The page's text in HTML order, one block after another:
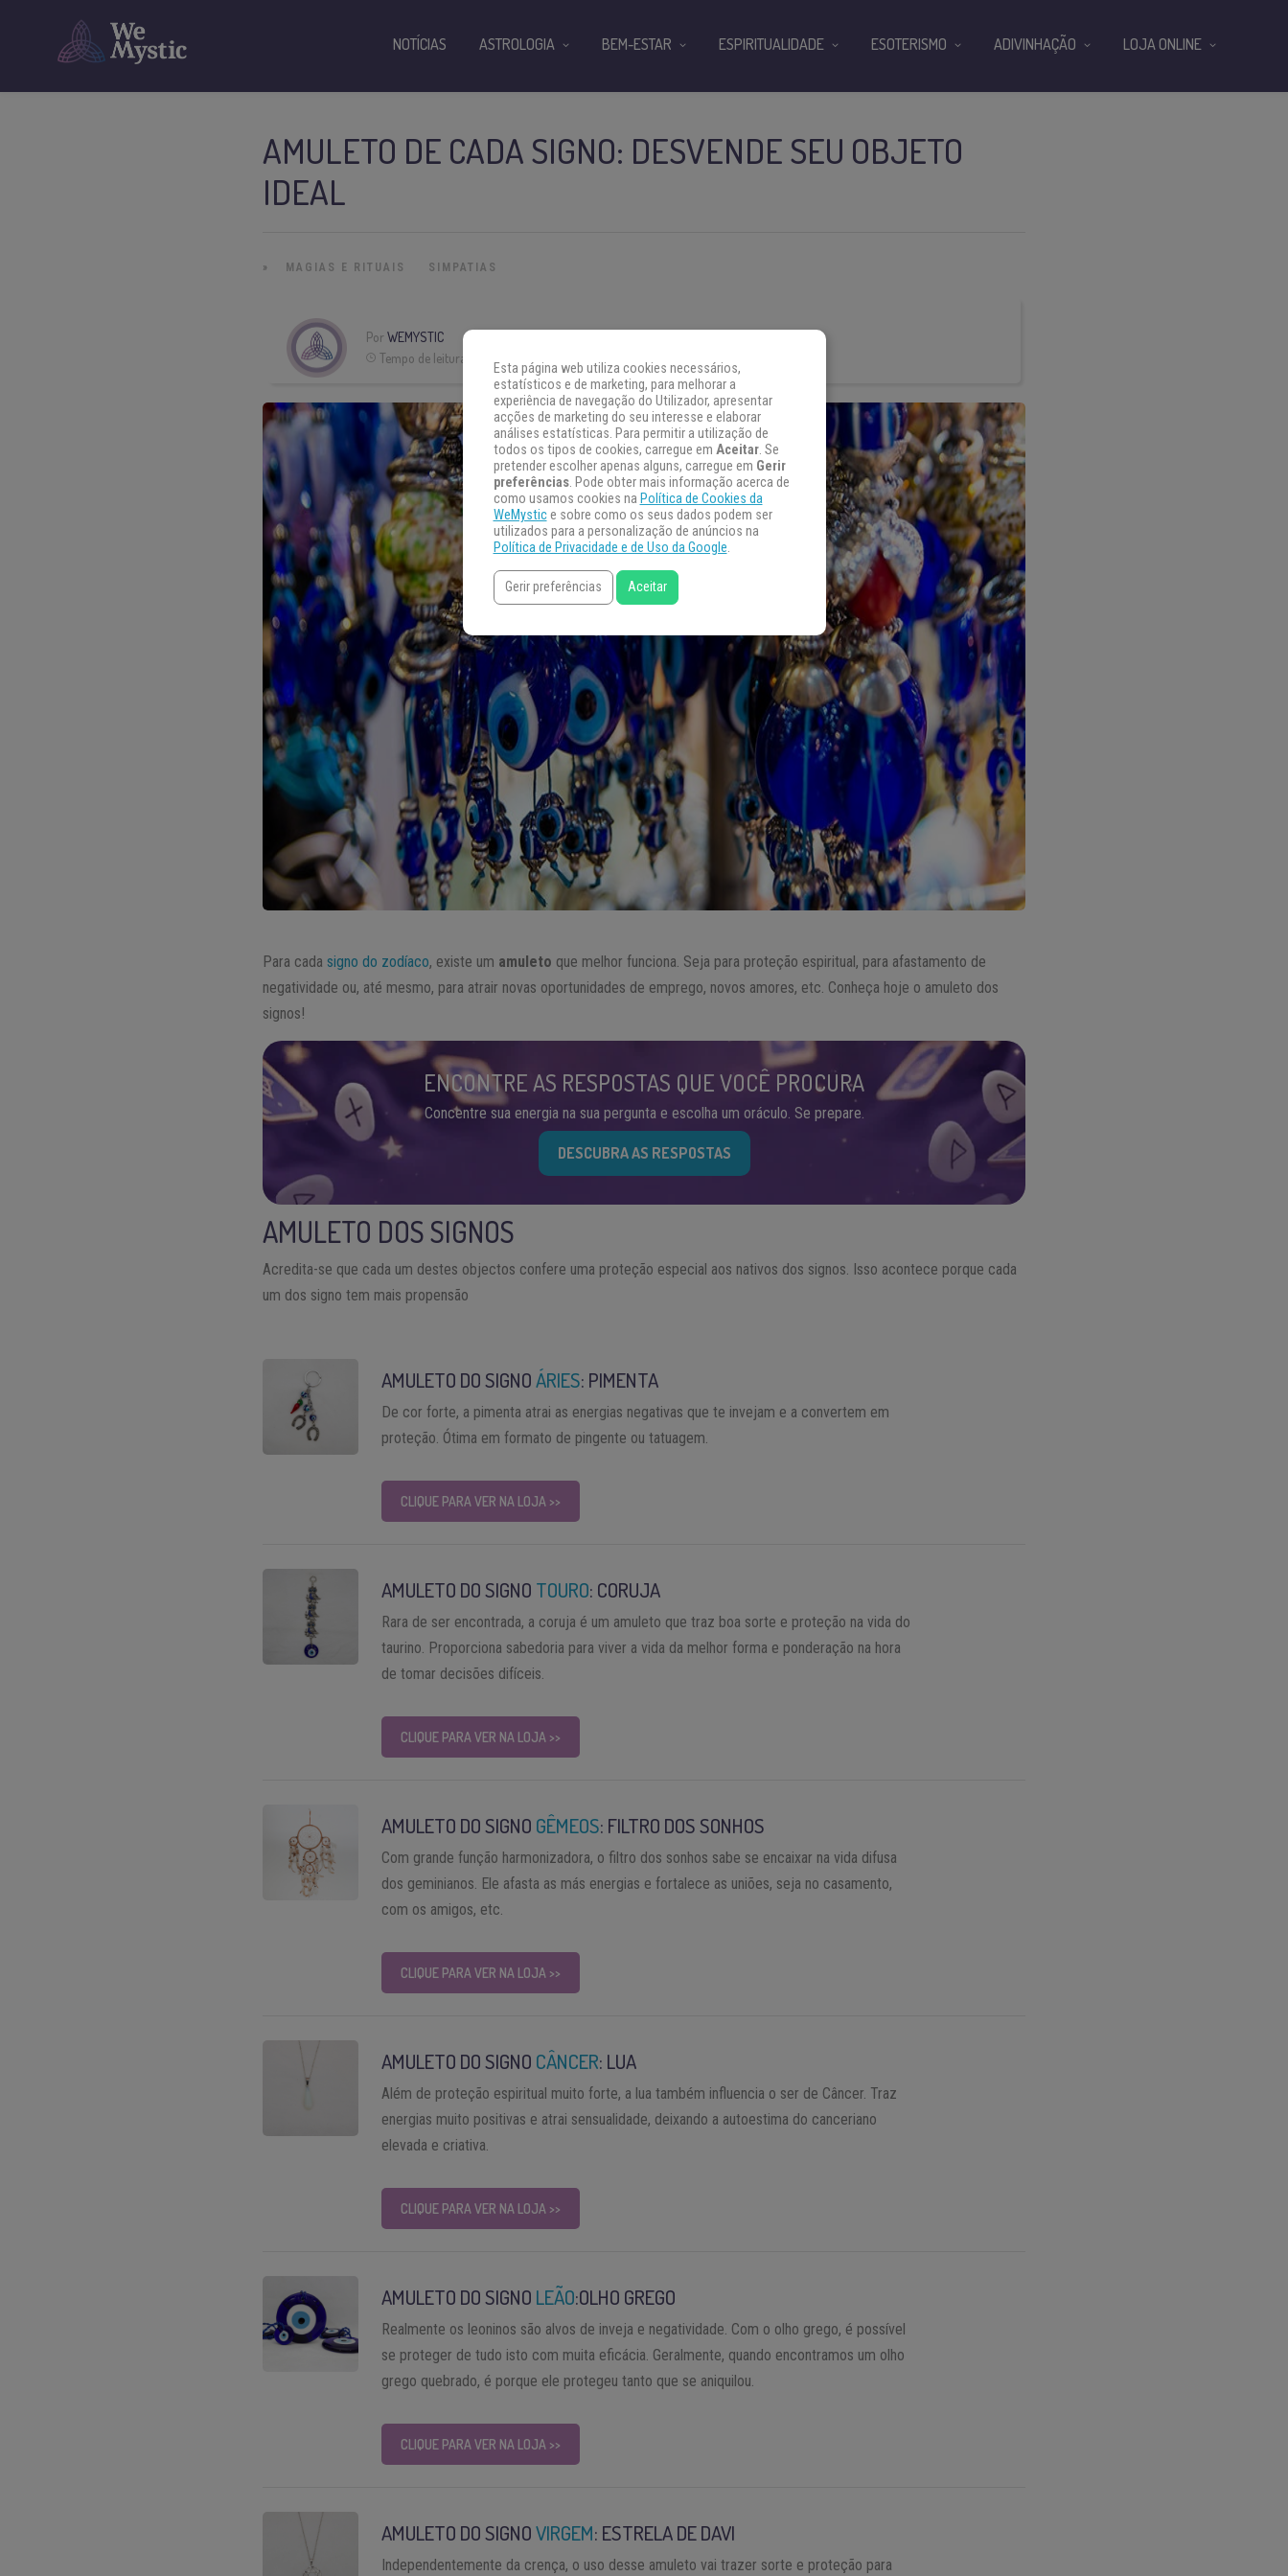
AMULETO DE CADA SIGNO: DESVENDE SEU OBJETO
IDEAL
» MAGIAS E RITUAIS SIMPATIAS
Por WEMYSTIC
Tempo de leitura:
Para cadasigno do zodíaco, existe um amuleto que melhor funciona. Seja para proteção espiritual, para afastamento de
negatividade ou, até mesmo, para atrair novas oportunidades de emprego, novos amores, etc. Conheça hoje o amuleto dos
signos!
ENCONTRE AS RESPOSTAS QUE VOCÊ PROCURA
Concentre sua energia na sua pergunta e escolha um oráculo. Se prepare.
DESCUBRA AS RESPOSTAS
AMULETO DOS SIGNOS
Acredita-se que cada um destes objectos confere uma proteção especial aos nativos dos signos. Isso acontece porque cada
um dos signo tem mais propensão
AMULETO DO SIGNOÁRIES: PIMENTA
De cor forte, a pimenta atrai as energias negativas que te invejam e a convertem em
proteção. Ótima em formato de pingente ou tatuagem.
CLIQUE PARA VER NA LOJA >>
AMULETO DO SIGNO TOURO: CORUJA
Rara de ser encontrada, a coruja é um amuleto que traz boa sorte e proteção na vida do
taurino. Proporciona sabedoria para viver a vida da melhor forma e ponderação na hora
de tomar decisões difíceis.
CLIQUE PARA VER NA LOJA >>
AMULETO DO SIGNO GÊMEOS: FILTRO DOS SONHOS
Com grande função harmonizadora, o filtro dos sonhos sabe se encaixar na vida difusa
dos geminianos. Ele afasta as más energias e fortalece as uniões, seja no casamento,
com os amigos, etc.
CLIQUE PARA VER NA LOJA >>
AMULETO DO SIGNO CÂNCER: LUA
Além de proteção espiritual muito forte, a lua também influencia o ser de Câncer. Traz
energias muito positivas e atrai sensualidade, deixando a autoestima do canceriano
elevada e criativa.
CLIQUE PARA VER NA LOJA >>
AMULETO DO SIGNO LEÃO:OLHO GREGO
Realmente os leoninos são alvos de inveja e negatividade. Com o olho grego, é possível
se proteger de tudo isto com muita eficácia. Geralmente, quando encontramos um olho
grego quebrado, é porque ele protegeu tanto que se aniquilou.
CLIQUE PARA VER NA LOJA >>
AMULETO DO SIGNOVIRGEM: ESTRELA DE DAVI
Independentemente da crença, o uso desse amuleto vai trazer sorte e proteção para
NOTÍCIAS ASTROLOGIA BEM-ESTAR ESPIRITUALIDADE ESOTERISMO ADIVINHAÇÃO LOJA ONLINE
Esta página web utiliza cookies necessários,
estatísticos e de marketing, para melhorar a
experiência de navegação do Utilizador, apresentar
acções de marketing do seu interesse e elaborar
análises estatísticas. Para permitir a utilização de
todos os tipos de cookies, carregue em Aceitar. Se
pretender escolher apenas alguns, carregue em Gerir
preferências. Pode obter mais informação acerca de
como usamos cookies na Política de Cookies da
WeMystice sobre como os seus dados podem ser
utilizados para a personalização de anúncios na
Política de Privacidade e de Uso da Google.
Gerir preferências Aceitar